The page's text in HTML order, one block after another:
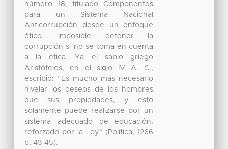
número 18, titulado Componentes
para un Sistema Nacional
Anticorrupción desde un enfoque
ético. Imposible detener la
corrupción si no se toma en cuenta
a la ética. Ya el sabio griego
Aristóteles, en el siglo IV A. C.,
escribió: “Es mucho más necesario
nivelar los deseos de los hombres
que sus propiedades, y esto
solamente puede realizarse por un
sistema adecuado de educación,
reforzado por la Ley” (Política, 1266
b, 43-45).